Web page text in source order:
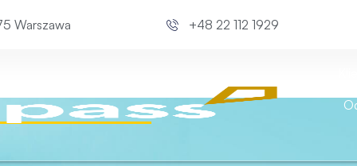
Warszawa +48 22 112 1929